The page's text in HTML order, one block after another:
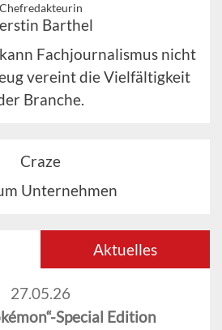
Chefredakteurin
Barthel
Fachjournalismus nicht
vereint die Vielfältigkeit
Branche.
Craze
Unternehmen
Aktuelles
27.05.26
Special Edition